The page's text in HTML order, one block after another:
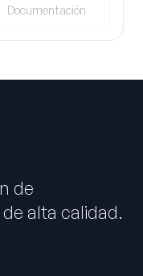
Documentación
de
alta calidad.